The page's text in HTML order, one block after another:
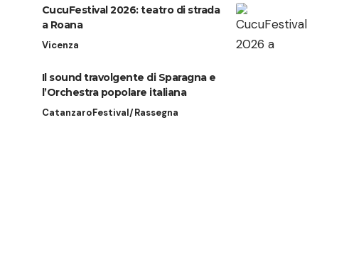
CucuFestival 2026: teatro di strada
a Roana
Vicenza
Il sound travolgente di Sparagna e
l’Orchestra popolare italiana
CatanzaroFestival/Rassegna